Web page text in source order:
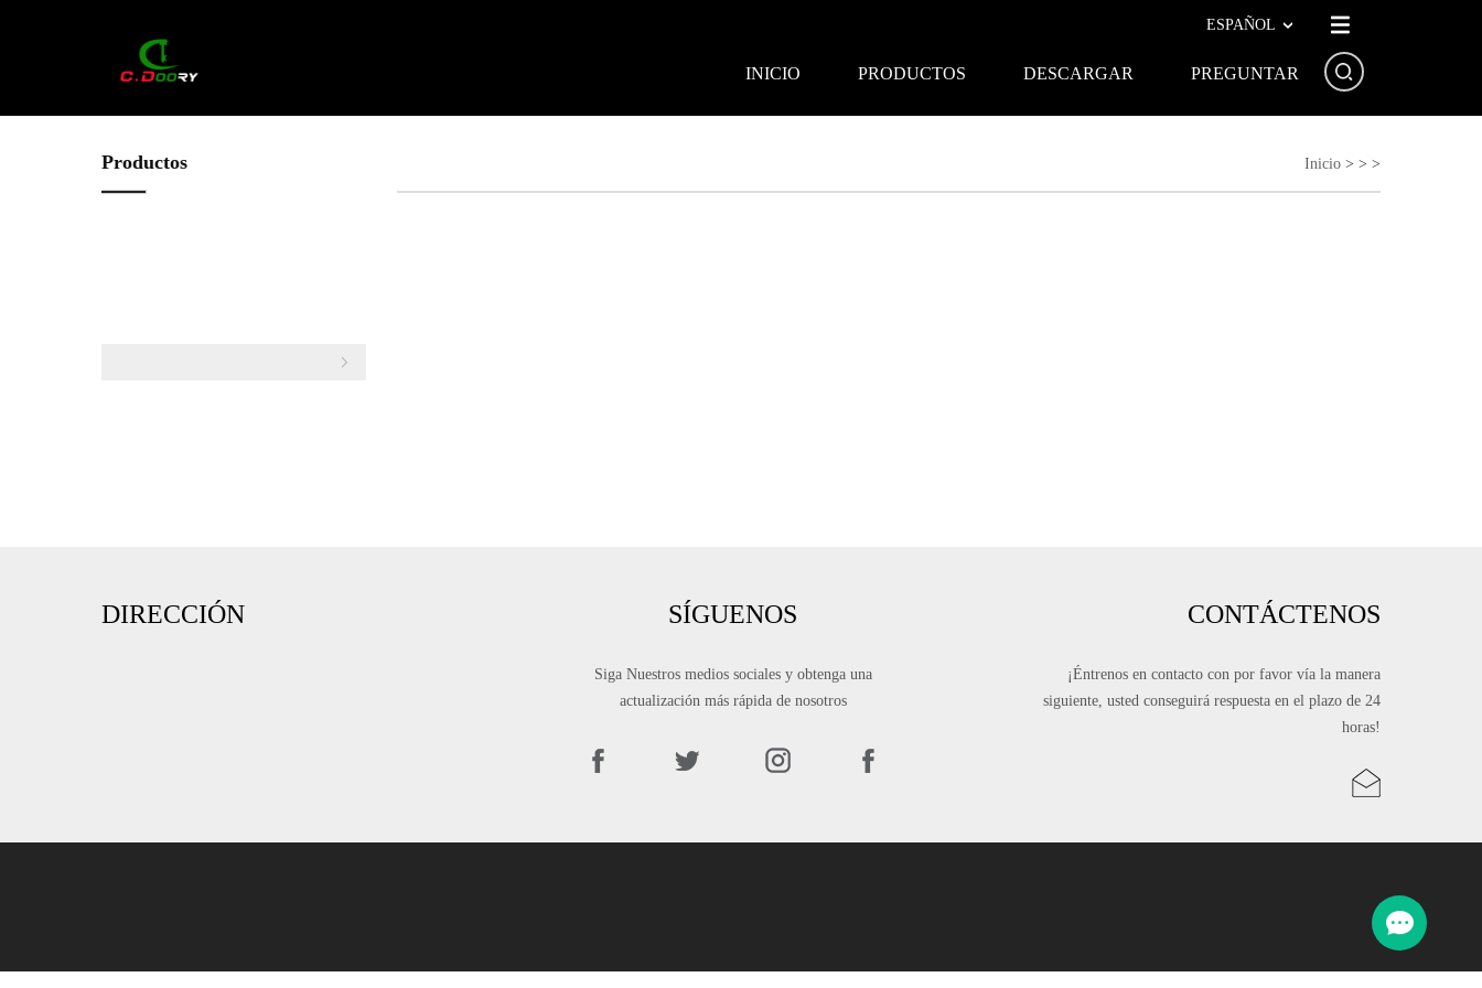
ESPAÑOL
INICIO PRODUCTOS DESCARGAR PREGUNTAR
Productos Inicio > > >
DIRECCIÓN SÍGUENOS
Siga Nuestros medios sociales y obtenga una
actualización más rápida de nosotros
CONTÁCTENOS
¡Éntrenos en contacto con por favor vía la manera
siguiente, usted conseguirá respuesta en el plazo de 24
horas!